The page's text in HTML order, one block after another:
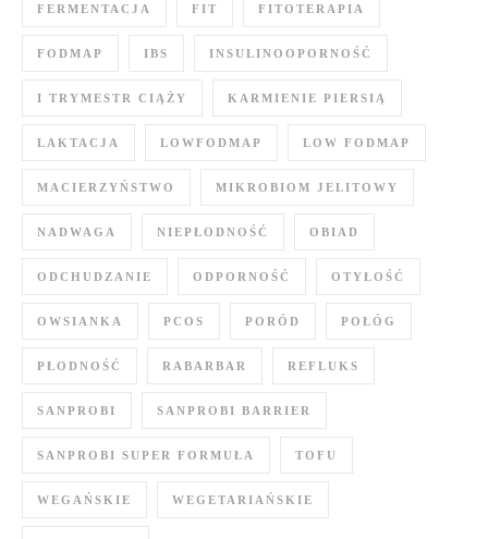
FERMENTACJA FIT FITOTERAPIA
FODMAP IBS INSULINOOPORNOŚĆ
I TRYMESTR CIĄŻY KARMIENIE PIERSIĄ
LAKTACJA LOWFODMAP LOW FODMAP
MACIERZYŃSTWO MIKROBIOM JELITOWY
NADWAGA NIEPŁODNOŚĆ OBIAD
ODCHUDZANIE ODPORNOŚĆ OTYŁOŚĆ
OWSIANKA PCOS PORÓD POŁÓG
PŁODNOŚĆ RABARBAR REFLUKS
SANPROBI SANPROBI BARRIER
SANPROBI SUPER FORMUŁA TOFU
WEGAŃSKIE WEGETARIAŃSKIE